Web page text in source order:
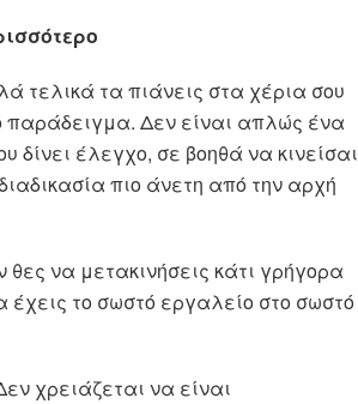
τελικά τα πιάνεις στα χέρια σου
παράδειγμα. Δεν είναι απλώς ένα
δίνει έλεγχο, σε βοηθά να κινείσαι
πιο άνετη από την αρχή
να μετακινήσεις κάτι γρήγορα
έχεις το σωστό εργαλείο στο σωστό
χρειάζεται να είναι